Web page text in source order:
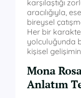
karşılaştığı
aracılığıyla,
bireysel
Her bir
yolculuğunda
kişisel
Mona
Anlatım